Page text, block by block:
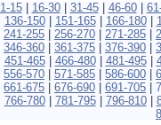
1-15| 16-30| 31-45| 46-60|
136-150| 151-165| 166-180|
241-255
256-270 271-285
346-360
361-375 376-390
451-465| 466-480| 481-495|
556-570
571-585 586-600
661-675
676-690 691-705
766-780| 781-795| 796-810|